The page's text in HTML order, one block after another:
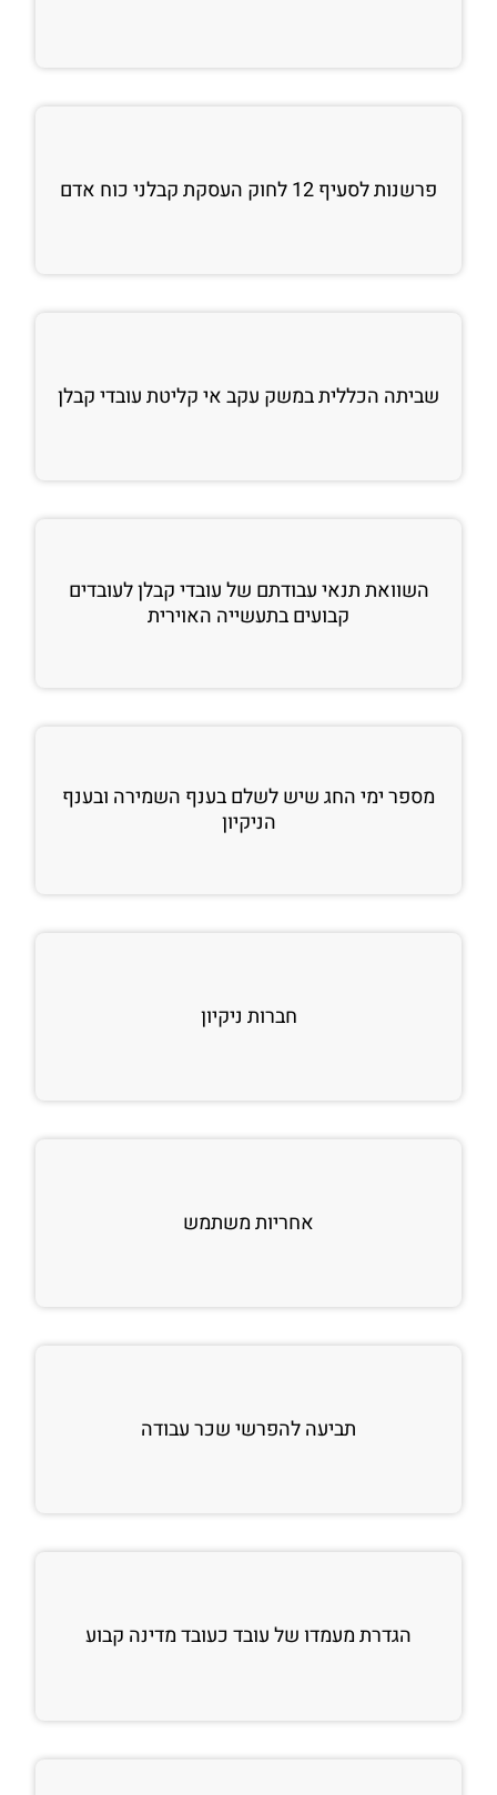
פרשנות לסעיף 12 לחוק העסקת קבלני כוח אדם
שביתה הכללית במשק עקב אי קליטת עובדי קבלן
השוואת תנאי עבודתם של עובדי קבלן לעובדים
קבועים בתעשייה האוירית
מספר ימי החג שיש לשלם בענף השמירה ובענף
הניקיון
חברות ניקיון
אחריות משתמש
תביעה להפרשי שכר עבודה
הגדרת מעמדו של עובד כעובד מדינה קבוע